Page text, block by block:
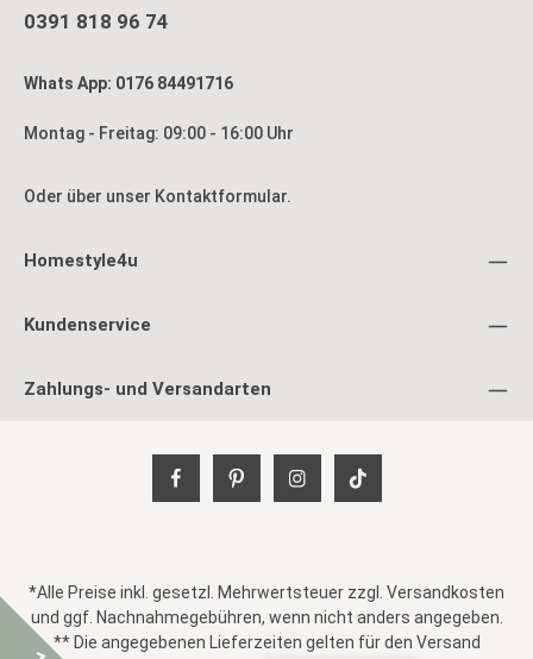
0391 818 96 74
Whats App: 0176 84491716
Montag - Freitag: 09:00 - 16:00 Uhr
Oder über unser Kontaktformular.
Homestyle4u
Kundenservice
Zahlungs- und Versandarten
*Alle Preise inkl. gesetzl. Mehrwertsteuer zzgl. Versandkosten
und ggf. Nachnahmegebühren, wenn nicht anders angegeben.
** Die angegebenen Lieferzeiten gelten für den Versand